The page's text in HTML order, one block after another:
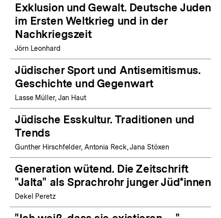
Exklusion und Gewalt. Deutsche Juden
im Ersten Weltkrieg und in der
Nachkriegszeit
Jörn Leonhard
Jüdischer Sport und Antisemitismus.
Geschichte und Gegenwart
Lasse Müller, Jan Haut
Jüdische Esskultur. Traditionen und
Trends
Gunther Hirschfelder, Antonia Reck, Jana Stöxen
Generation wütend. Die Zeitschrift
"Jalta" als Sprachrohr junger Jüd*innen
Dekel Peretz